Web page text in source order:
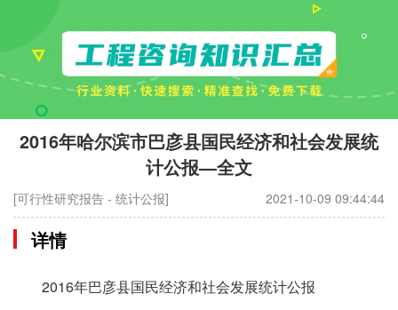
2016年哈尔滨市巴彦县国民经济和社会发展统
计公报—全文
[可行性研究报告 - 统计公报] 2021-10-09 09:44:44
详情
2016年巴彦县国民经济和社会发展统计公报